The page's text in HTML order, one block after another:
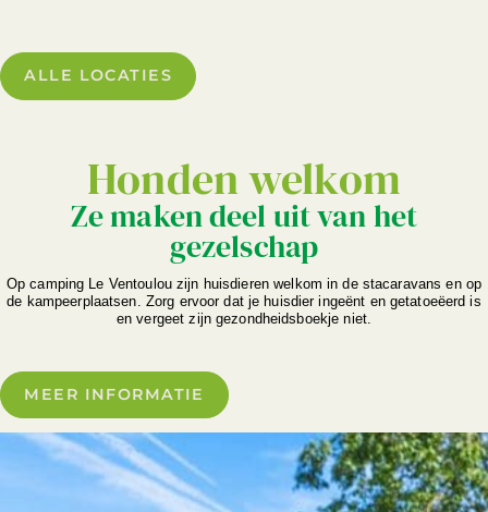
ALLE LOCATIES
Honden welkom
Ze maken deel uit van het
gezelschap
Op camping Le Ventoulou zijn huisdieren welkom in de stacaravans en op
de kampeerplaatsen. Zorg ervoor dat je huisdier ingeënt en getatoeëerd is
en vergeet zijn gezondheidsboekje niet.
MEER INFORMATIE